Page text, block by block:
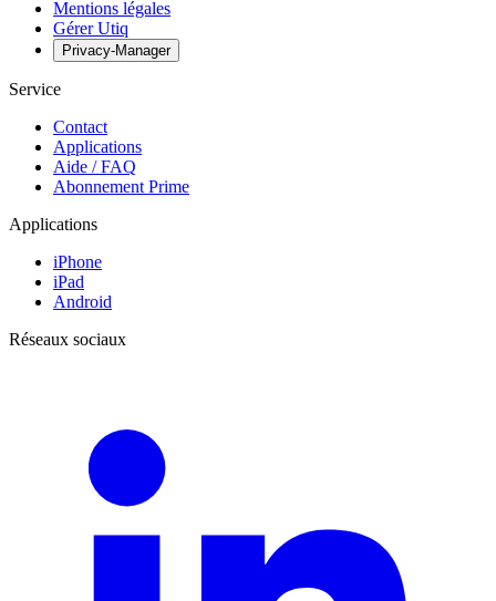
Mentions légales
Gérer Utiq
Privacy-Manager
Service
Contact
Applications
Aide / FAQ
Abonnement Prime
Applications
iPhone
iPad
Android
Réseaux sociaux